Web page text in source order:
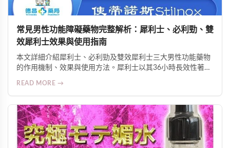
常見男性功能障礙藥物完整解析：犀利士、必利勁、雙
效犀利士效果與使用指南
本文詳細介紹犀利士、必利勁及雙效犀利士三大男性功能藥物
的作用機制、效果與使用方法。犀利士以其36小時長效性著
READ MORE →